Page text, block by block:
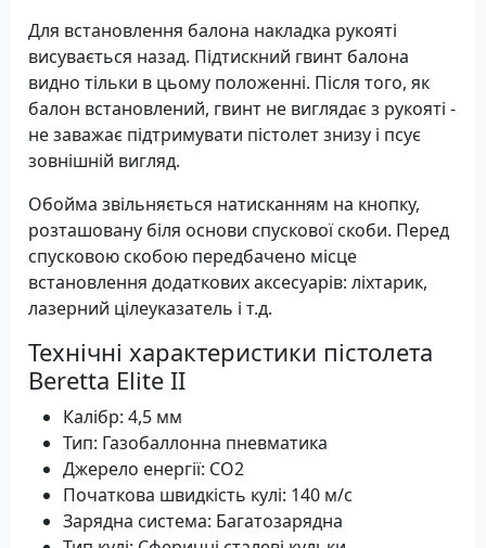
Для встановлення балона накладка рукояті
висувається назад. Підтискний гвинт балона
видно тільки в цьому положенні. Після того, як
балон встановлений, гвинт не виглядає з рукояті -
не заважає підтримувати пістолет знизу і псує
зовнішній вигляд.
Обойма звільняється натисканням на кнопку,
розташовану біля основи спускової скоби. Перед
спусковою скобою передбачено місце
встановлення додаткових аксесуарів: ліхтарик,
лазерний цілеуказатель і т.д.
Технічні характеристики пістолета
Beretta Elite II
Калібр: 4,5 мм
Тип: Газобаллонна пневматика
Джерело енергії: CO2
Початкова швидкість кулі: 140 м/с
Зарядна система: Багатозарядна